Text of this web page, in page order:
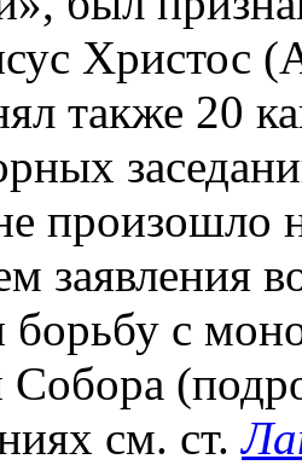
Христос
также 20
произошло
заявления
борьбу с
см. ст.